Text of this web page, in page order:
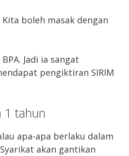
Kita boleh masak dengan
Jadi ia sangat
pengiktiran SIRIM
1 tahun
apa-apa berlaku dalam
akan gantikan